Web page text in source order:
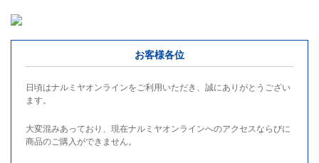
お客様各位
日頃はナルミヤオンラインをご利用いただき、誠にありがとうござい
ます。
大変混みあっており、現在ナルミヤオンラインへのアクセスならびに
商品のご購入ができません。